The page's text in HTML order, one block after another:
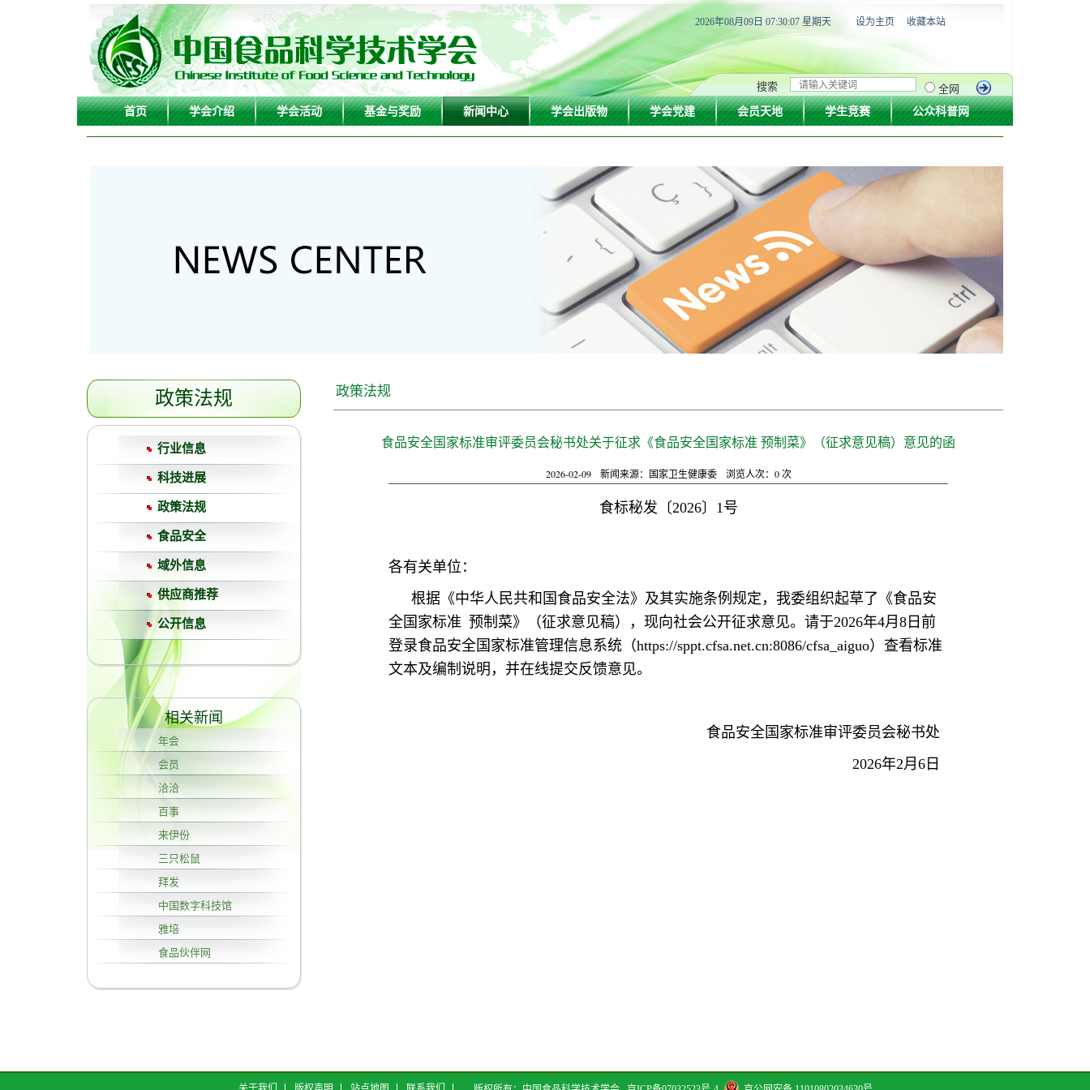
2026年08月09日 07:30:07 星期天 设为主页 收藏本站
搜索
全网
首页
学会介绍 学会活动 基金与奖励 新闻中心 学会出版物 学会党建 会员天地 学生竞赛 公众科普网
政策法规
行业信息
科技进展
政策法规
食品安全
域外信息
供应商推荐
公开信息
相关新闻
年会
会员
洽洽
百事
来伊份
三只松鼠
拜发
中国数字科技馆
雅培
食品伙伴网
政策法规
食品安全国家标准审评委员会秘书处关于征求《食品安全国家标准 预制菜》（征求意见稿）意见的函
2026-02-09 新闻来源：国家卫生健康委 浏览人次： 0次
食标秘发〔2026〕1号
各有关单位：
根据《中华人民共和国食品安全法》及其实施条例规定，我委组织起草了《食品安
全国家标准 预制菜》（征求意见稿），现向社会公开征求意见。请于2026年4月8日前
登录食品安全国家标准管理信息系统（https://sppt.cfsa.net.cn:8086/cfsa_aiguo）查看标准
文本及编制说明，并在线提交反馈意见。
食品安全国家标准审评委员会秘书处
2026年2月6日